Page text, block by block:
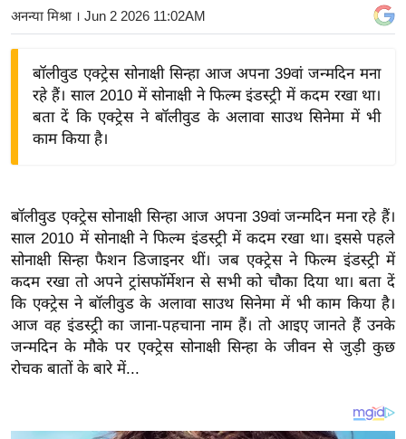
द्यो
शे
ष
ज्ञ
रा
य
ब
ज
अनन्या मिश्रा । Jun 2 2026 11:02AM
बॉलीवुड एक्ट्रेस सोनाक्षी सिन्हा आज अपना 39वां जन्मदिन मना
रहे हैं। साल 2010 में सोनाक्षी ने फिल्म इंडस्ट्री में कदम रखा था।
बता दें कि एक्ट्रेस ने बॉलीवुड के अलावा साउथ सिनेमा में भी
काम किया है।
बॉलीवुड एक्ट्रेस सोनाक्षी सिन्हा आज अपना 39वां जन्मदिन मना रहे हैं।
साल 2010 में सोनाक्षी ने फिल्म इंडस्ट्री में कदम रखा था। इससे पहले
सोनाक्षी सिन्हा फैशन डिजाइनर थीं। जब एक्ट्रेस ने फिल्म इंडस्ट्री में
कदम रखा तो अपने ट्रांसफॉर्मेशन से सभी को चौका दिया था। बता दें
कि एक्ट्रेस ने बॉलीवुड के अलावा साउथ सिनेमा में भी काम किया है।
आज वह इंडस्ट्री का जाना-पहचाना नाम हैं। तो आइए जानते हैं उनके
जन्मदिन के मौके पर एक्ट्रेस सोनाक्षी सिन्हा के जीवन से जुड़ी कुछ
रोचक बातों के बारे में...